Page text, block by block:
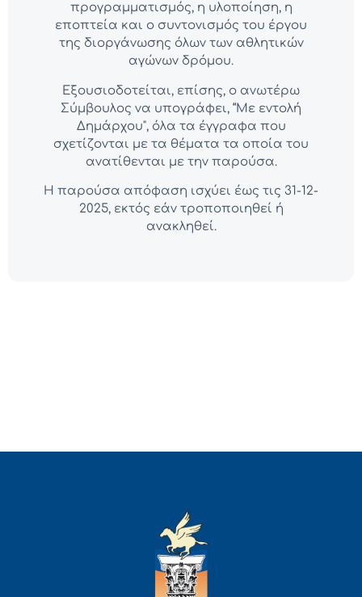
προγραμματισμός, η υλοποίηση, η
εποπτεία και ο συντονισμός του έργου
της διοργάνωσης όλων των αθλητικών
αγώνων δρόμου.
Εξουσιοδοτείται, επίσης, ο ανωτέρω
Σύμβουλος να υπογράφει, “Με εντολή
Δημάρχου", όλα τα έγγραφα που
σχετίζονται με τα θέματα τα οποία του
ανατίθενται με την παρούσα.
Η παρούσα απόφαση ισχύει έως τις 31-12-
2025, εκτός εάν τροποποιηθεί ή
ανακληθεί.